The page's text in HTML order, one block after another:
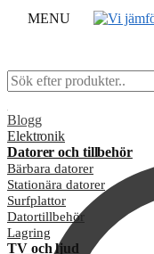
MENU
Sök
efter:
Blogg
Sök
efter:
Elektronik
Datorer och tillbehör
Bärbara datorer
Stationära datorer
Surfplattor
Datortillbehör
Lagring
TV och ljud